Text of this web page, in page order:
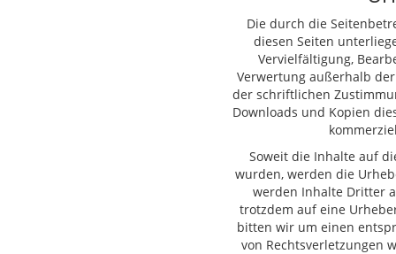
Die durch die
diesen Seiten
Vervielfältigung,
Verwertung außerhalb
der schriftlichen
Downloads und Kopien
Soweit die Inhalte auf
wurden, werden die
werden Inhalte Dritter
trotzdem auf eine
bitten wir um einen
von Rechtsverletzungen